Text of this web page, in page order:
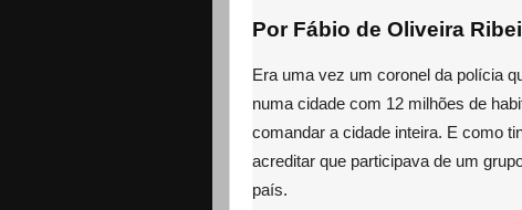
Por Fábio de Oliveira
Era uma vez um coronel da polícia
numa cidade com 12 milhões de
comandar a cidade inteira. E como
acreditar que participava de um
país.